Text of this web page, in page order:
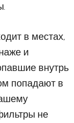
в местах,
и
внутрь
попадают в
не